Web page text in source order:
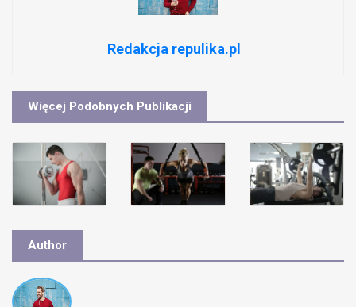
Redakcja repulika.pl
Więcej Podobnych Publikacji
Author